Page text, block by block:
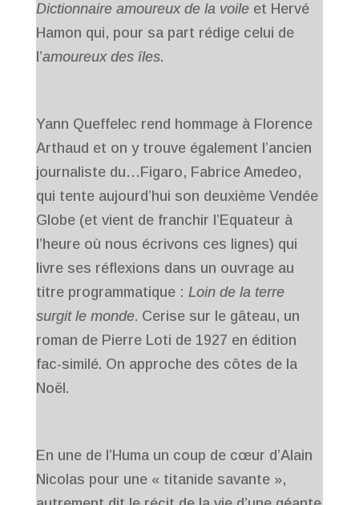
Dictionnaire amoureux de la voileet Hervé
Hamon qui, pour sa part rédige celui de
l’amoureux des îles.
Yann Queffelec rend hommage à Florence
Arthaud et on y trouve également l’ancien
journaliste du…Figaro, Fabrice Amedeo,
qui tente aujourd’hui son deuxième Vendée
Globe (et vient de franchir l’Equateur à
l’heure où nous écrivons ces lignes) qui
livre ses réflexions dans un ouvrage au
titre programmatique : Loin de la terre
surgit le monde. Cerise sur le gâteau, un
roman de Pierre Loti de 1927 en édition
fac-similé. On approche des côtes de la
Noël.
En une de l’Huma un coup de cœur d’Alain
Nicolas pour une « titanide savante »,